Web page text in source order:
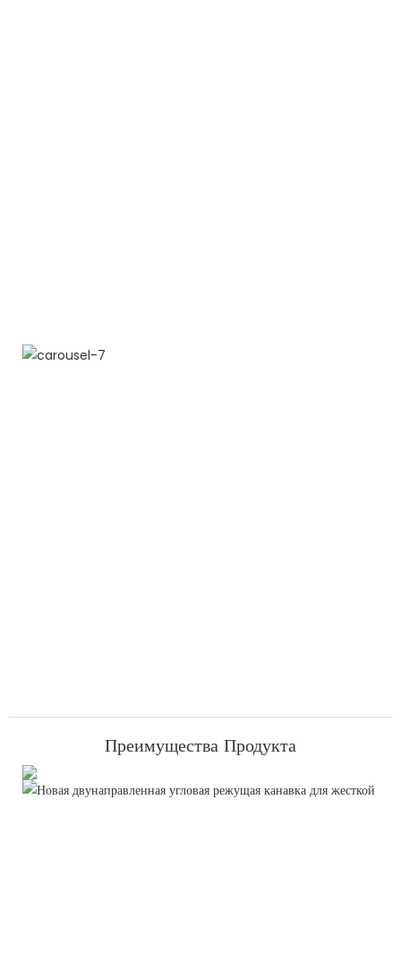
Преимущества Продукта